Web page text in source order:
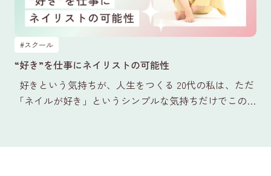
#スクール
“好き”を仕事にネイリストの可能性
好きという気持ちが、人生をつくる 20代の私は、ただ
「ネイルが好き」というシンプルな気持ちだけでこの世